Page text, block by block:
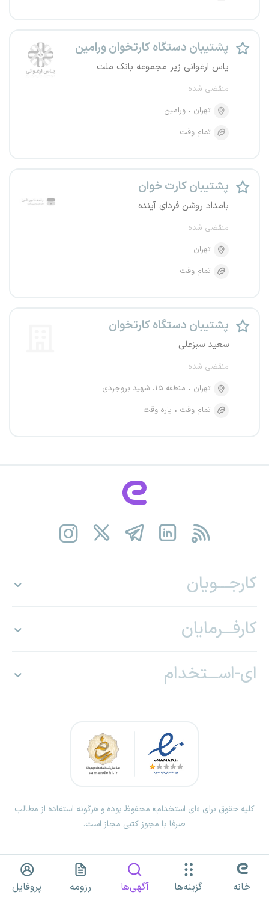
پشتیبان دستگاه کارتخوان ورامین
یاس ارغوانی زیر مجموعه بانک ملت
منقضی شده
تهران
ورامین
تمام وقت
پشتیبان کارت خوان
بامداد روشن فردای آینده
منقضی شده
تهران
تمام وقت
پشتیبان دستگاه کارتخوان
سعید سبزعلی
منقضی شده
تهران
منطقه ۱۵، شهید بروجردی
تمام وقت
پاره وقت
کارجـــویان
کارفـــرمایان
ای-اســـتخدام
کلیه حقوق برای «ای استخدام» محفوظ بوده و هرگونه استفاده از مطالب
صرفا با مجوز کتبی مجاز است.
خانه گزینه‌ها آگهی‌ها رزومه پروفایل